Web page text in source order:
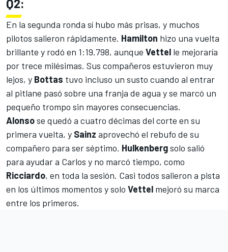
Q2:
En la segunda ronda sí hubo más prisas, y muchos
pilotos salieron rápidamente. Hamilton hizo una vuelta
brillante y rodó en 1:19.798, aunque Vettel le mejoraría
por trece milésimas. Sus compañeros estuvieron muy
lejos, y Bottas tuvo incluso un susto cuando al entrar
al pitlane pasó sobre una franja de agua y se marcó un
pequeño trompo sin mayores consecuencias.
Alonsose quedó a cuatro décimas del corte en su
primera vuelta, y Sainz aprovechó el rebufo de su
compañero para ser séptimo. Hulkenbergsolo salió
para ayudar a Carlos y no marcó tiempo, como
Ricciardo, en toda la sesión. Casi todos salieron a pista
en los últimos momentos y solo Vettel mejoró su marca
entre los primeros.